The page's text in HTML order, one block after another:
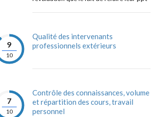
9
10
Qualité des intervenants
professionnels extérieurs
7
10
Contrôle des connaissances, volume
et répartition des cours, travail
personnel